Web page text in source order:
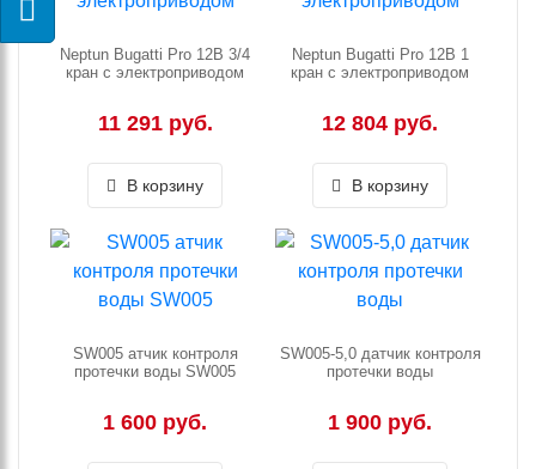
Neptun Bugatti Pro 12В 3/4
кран с электроприводом
11 291 руб.
В корзину
Neptun Bugatti Pro 12В 1
кран с электроприводом
12 804 руб.
В корзину
SW005 атчик контроля
протечки воды SW005
1 600 руб.
SW005-5,0 датчик контроля
протечки воды
1 900 руб.